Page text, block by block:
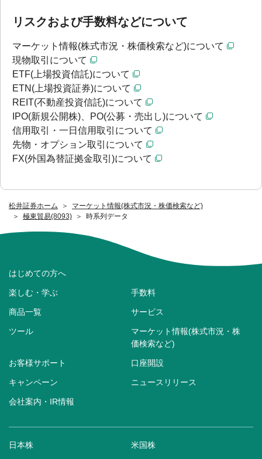
松井証券ホーム
マーケット情報(株式市況・株価検索など)
極東貿易(8093)
時系列データ
リスクおよび手数料などについて
マーケット情報(株式市況・株価検索など)について
現物取引について
ETF(上場投資信託)について
ETN(上場投資証券)について
REIT(不動産投資信託)について
IPO(新規公開株)、PO(公募・売出し)について
信用取引・一日信用取引について
先物・オプション取引について
FX(外国為替証拠金取引)について
はじめての方へ
楽しむ・学ぶ 手数料
商品一覧 サービス
ツール
マーケット情報(株式市況・株
価検索など)
お客様サポート 口座開設
キャンペーン ニュースリリース
会社案内・IR情報
日本株 米国株